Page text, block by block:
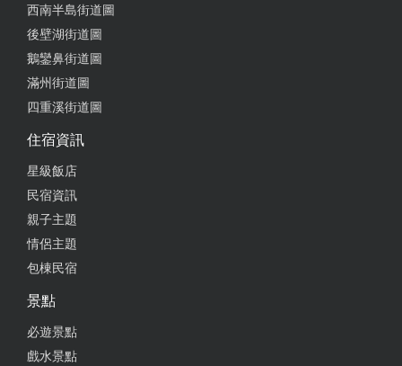
西南半島街道圖
後壁湖街道圖
鵝鑾鼻街道圖
滿州街道圖
四重溪街道圖
住宿資訊
星級飯店
民宿資訊
親子主題
情侶主題
包棟民宿
景點
必遊景點
戲水景點